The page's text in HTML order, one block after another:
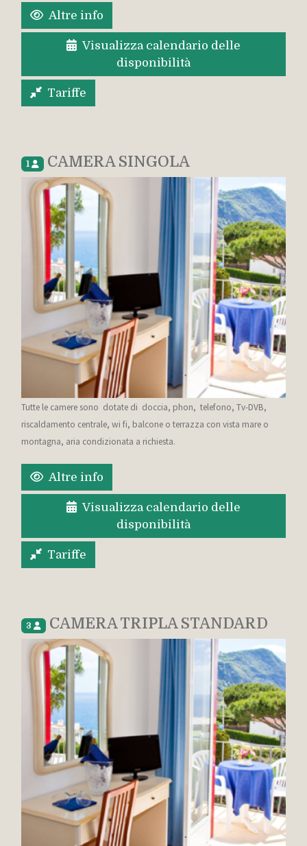
Altre info
Visualizza calendario delle
disponibilità
Tariffe
1 CAMERA SINGOLA
Tutte le camere sono dotate di doccia, phon, telefono, Tv-DVB,
riscaldamento centrale, wi fi, balcone o terrazza con vista mare o
montagna, aria condizionata a richiesta.
Altre info
Visualizza calendario delle
disponibilità
Tariffe
3 CAMERA TRIPLA STANDARD